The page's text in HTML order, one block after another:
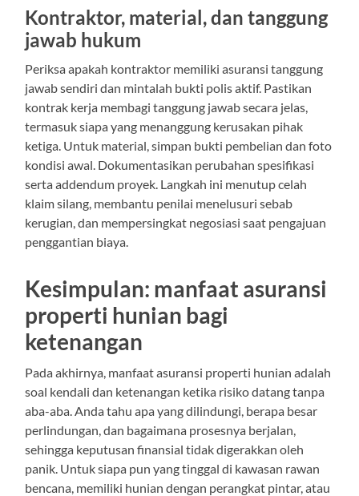
Kontraktor, material, dan tanggung
jawab hukum
Periksa apakah kontraktor memiliki asuransi tanggung
jawab sendiri dan mintalah bukti polis aktif. Pastikan
kontrak kerja membagi tanggung jawab secara jelas,
termasuk siapa yang menanggung kerusakan pihak
ketiga. Untuk material, simpan bukti pembelian dan foto
kondisi awal. Dokumentasikan perubahan spesifikasi
serta addendum proyek. Langkah ini menutup celah
klaim silang, membantu penilai menelusuri sebab
kerugian, dan mempersingkat negosiasi saat pengajuan
penggantian biaya.
Kesimpulan: manfaat asuransi
properti hunian bagi
ketenangan
Pada akhirnya, manfaat asuransi properti hunian adalah
soal kendali dan ketenangan ketika risiko datang tanpa
aba-aba. Anda tahu apa yang dilindungi, berapa besar
perlindungan, dan bagaimana prosesnya berjalan,
sehingga keputusan finansial tidak digerakkan oleh
panik. Untuk siapa pun yang tinggal di kawasan rawan
bencana, memiliki hunian dengan perangkat pintar, atau